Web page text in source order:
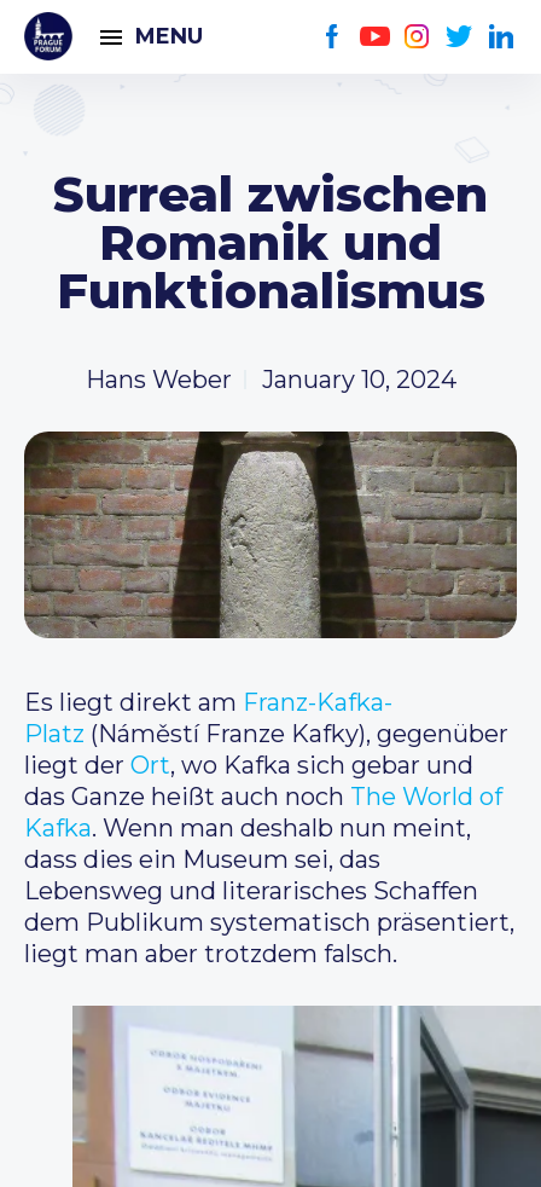
MENU
Surreal zwischen
Romanik und
Funktionalismus
Hans Weber January 10, 2024
Es liegt direkt am Franz-Kafka-
Platz (Náměstí Franze Kafky), gegenüber
liegt der Ort, wo Kafka sich gebar und
das Ganze heißt auch noch The World of
Kafka. Wenn man deshalb nun meint,
dass dies ein Museum sei, das
Lebensweg und literarisches Schaffen
dem Publikum systematisch präsentiert,
liegt man aber trotzdem falsch.